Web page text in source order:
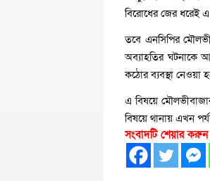
বিরোধের জের ধরেই এ
তবে এনসিপির
অব্যাহতির ঘটনাকে
কঠোর ব্যবস্থা নেওয়া
এ বিষয়ে
বিষয়ে থানায় এখন
সংবাদটি শেয়ার করুন